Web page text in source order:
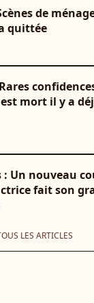
de
quittée
mort il y a
: Un nouveau
fait son
LES ARTICLES